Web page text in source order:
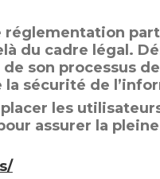
réglementation
du cadre légal.
son processus
sécurité de
les
assurer la